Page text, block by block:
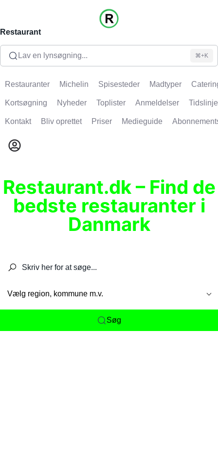
Restaurant
Lav en lynsøgning... ⌘+K
Restauranter Michelin Spisesteder Madtyper
Kortsøgning Nyheder Toplister Anmeldelser Tidslinje
Kontakt Bliv oprettet Priser Medieguide
Restaurant.dk – Find de
bedste restauranter i
Danmark
Vælg region, kommune m.v.
Søg